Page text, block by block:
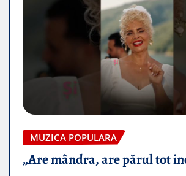
MUZICA POPULARA
„Are mândra, are părul tot